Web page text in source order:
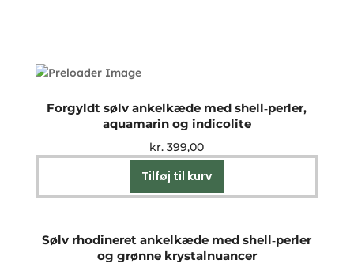
Forgyldt sølv ankelkæde med shell‑perler,
aquamarin og indicolite
kr. 399,00
Tilføj til kurv
Sølv rhodineret ankelkæde med shell‑perler
og grønne krystalnuancer